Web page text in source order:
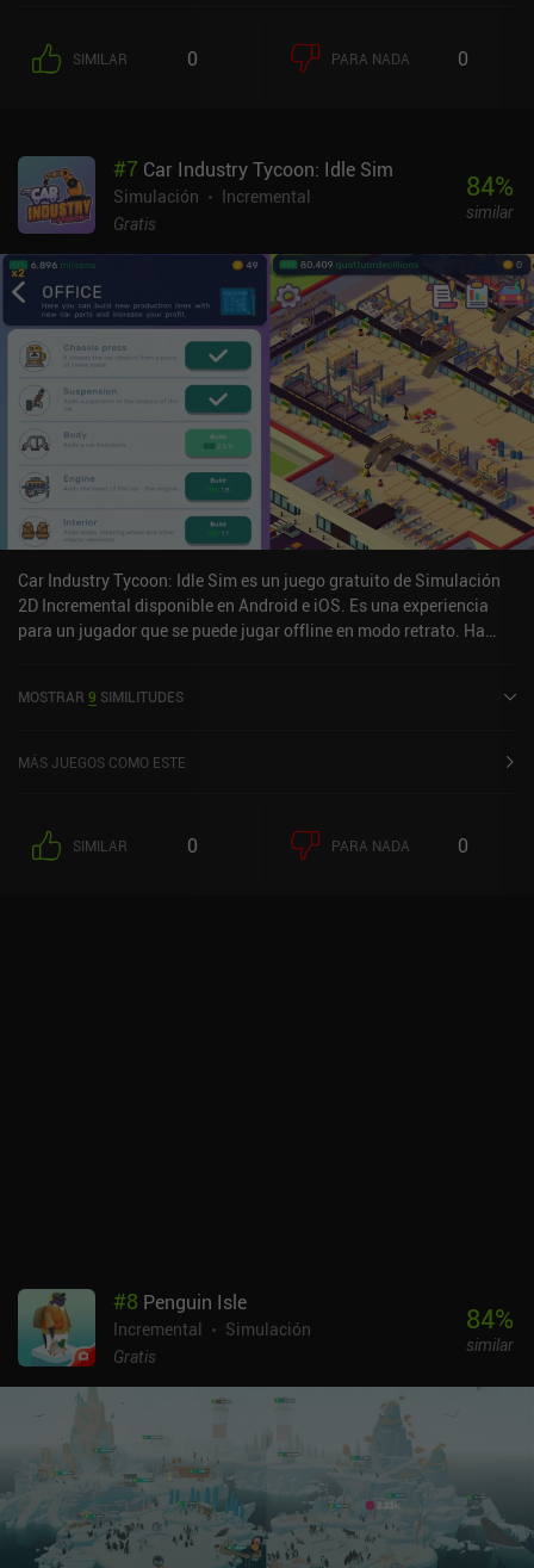
SIMILAR 0 PARA NADA 0
#7 Car Industry Tycoon: Idle Sim
Simulación
Incremental
Gratis
84%
similar
Car Industry Tycoon: Idle Sim es un juego gratuito de Simulación
2D Incremental disponible en Android e iOS. Es una experiencia
para un jugador que se puede jugar offline en modo retrato. Ha
valoración actual de 4,3 sobre 5,0 en Google Play y de 4,8 sobre 5,0
MOSTRAR 9 SIMILITUDES
MÁS JUEGOS COMO ESTE
SIMILAR 0 PARA NADA 0
#8 Penguin Isle
Incremental
Simulación
Gratis
84%
similar